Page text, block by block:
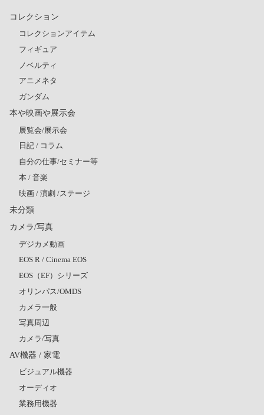
コレクション
コレクションアイテム
フィギュア
ノベルティ
アニメネタ
ガンダム
本や映画や展示会
展覧会/展示会
日記 / コラム
自分の仕事/セミナー等
本 / 音楽
映画 / 演劇 /ステージ
未分類
カメラ/写真
デジカメ動画
EOS R / Cinema EOS
EOS（EF）シリーズ
オリンパス/OMDS
カメラ一般
写真周辺
カメラ/写真
AV機器 / 家電
ビジュアル機器
オーディオ
業務用機器